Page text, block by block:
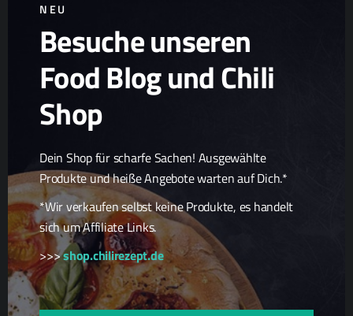
Chili Samen
Scharfe Snacks
Scharfe Spezialitäten
NEU
Besuche unseren
Food Blog und Chili
Shop
Dein Shop für scharfe Sachen! Ausgewählte
Produkte und heiße Angebote warten auf Dich.*
*Wir verkaufen selbst keine Produkte, es handelt
sich um Affiliate Links.
>>>shop.chilirezept.de